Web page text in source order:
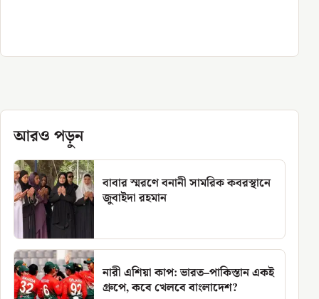
আরও পড়ুন
বাবার স্মরণে বনানী সামরিক কবরস্থানে
জুবাইদা রহমান
নারী এশিয়া কাপ: ভারত–পাকিস্তান একই
গ্রুপে, কবে খেলবে বাংলাদেশ?